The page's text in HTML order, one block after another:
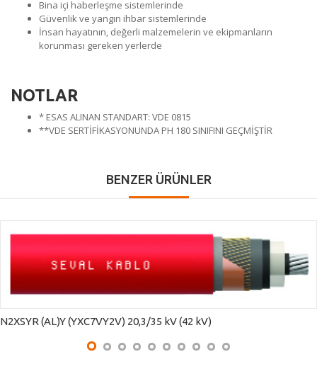
Bina içi haberleşme sistemlerinde
Güvenlik ve yangın ihbar sistemlerinde
İnsan hayatının, değerli malzemelerin ve ekipmanların
korunması gereken yerlerde
NOTLAR
* ESAS ALINAN STANDART: VDE 0815
**VDE SERTİFİKASYONUNDA PH 180 SINIFINI GEÇMİŞTİR
BENZER ÜRÜNLER
N2XSYR (AL)Y (YXC7VY2V) 20,3/35 kV (42 kV)